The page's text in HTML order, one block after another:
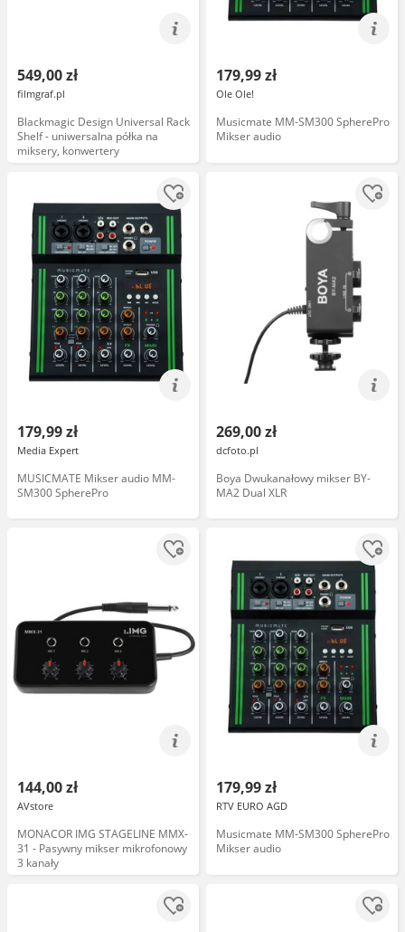
549,00 zł
filmgraf.pl
Blackmagic Design Universal Rack
Shelf - uniwersalna półka na
miksery, konwertery
179,99 zł
Ole Ole!
Musicmate MM-SM300 SpherePro
Mikser audio
179,99 zł
Media Expert
MUSICMATE Mikser audio MM-
SM300 SpherePro
269,00 zł
dcfoto.pl
Boya Dwukanałowy mikser BY-
MA2 Dual XLR
144,00 zł
AVstore
MONACOR IMG STAGELINE MMX-
31 - Pasywny mikser mikrofonowy
3 kanały
179,99 zł
RTV EURO AGD
Musicmate MM-SM300 SpherePro
Mikser audio